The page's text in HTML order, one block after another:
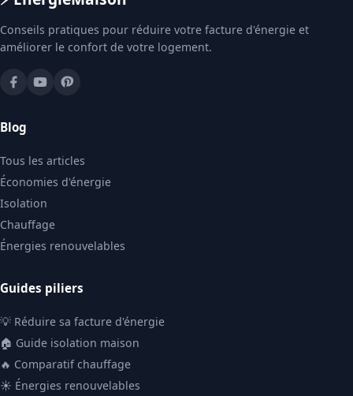
Conseils pratiques pour réduire votre facture d'énergie et
améliorer le confort de votre logement.
Blog
Tous les articles
Économies d'énergie
Isolation
Chauffage
Énergies renouvelables
Guides piliers
💡 Réduire sa facture d'énergie
🏠 Guide isolation maison
🔥 Comparatif chauffage
☀️ Énergies renouvelables